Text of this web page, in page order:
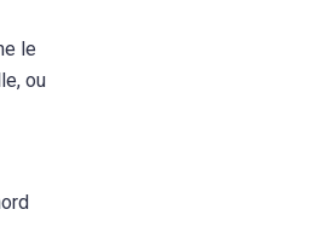
le
ou